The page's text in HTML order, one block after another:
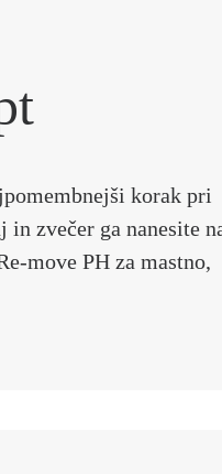
korak pri
zvečer ga nanesite
move PH za mastno,